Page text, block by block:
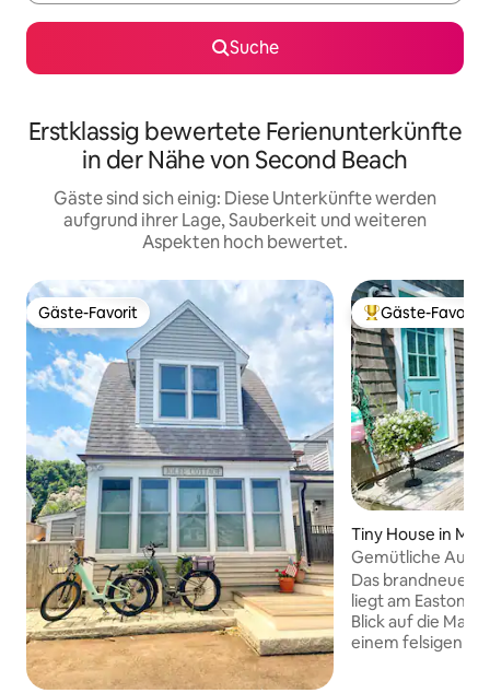
Suche
Erstklassig bewertete Ferienunterkünfte
in der Nähe von Second Beach
Gäste sind sich einig: Diese Unterkünfte werden
aufgrund ihrer Lage, Sauberkeit und weiteren
Aspekten hoch bewertet.
Gäste-Favorit
Gäste-Favorit Beliebter Gäste-
Gäste-Favorit
Tiny House in
Gemütliche
an der Küste
Das brandneue
liegt am Easton's
Blick auf die
einem felsigen